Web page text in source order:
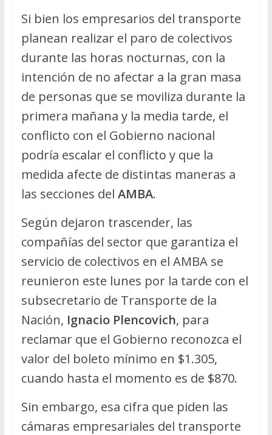
Si bien los empresarios del transporte
planean realizar el paro de colectivos
durante las horas nocturnas, con la
intención de no afectar a la gran masa
de personas que se moviliza durante la
primera mañana y la media tarde, el
conflicto con el Gobierno nacional
podría escalar el conflicto y que la
medida afecte de distintas maneras a
las secciones del AMBA.
Según dejaron trascender, las
compañías del sector que garantiza el
servicio de colectivos en el AMBA se
reunieron este lunes por la tarde con el
subsecretario de Transporte de la
Nación, Ignacio Plencovich, para
reclamar que el Gobierno reconozca el
valor del boleto mínimo en $1.305,
cuando hasta el momento es de $870.
Sin embargo, esa cifra que piden las
cámaras empresariales del transporte